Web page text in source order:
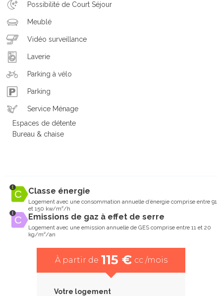
Possibilité de Court Séjour
Meublé
Vidéo surveillance
Laverie
Parking à vélo
Parking
Service Ménage
Espaces de détente
Bureau & chaise
Classe énergie
Logement avec une consommation annuelle d’énergie comprise entre 91
et 150 kw/m²/h
Emissions de gaz à effet de serre
Logement avec une emission annuelle de GES comprise entre 11 et 20
kg/m²/an
À partir de 115 € cc /mois
Votre logement